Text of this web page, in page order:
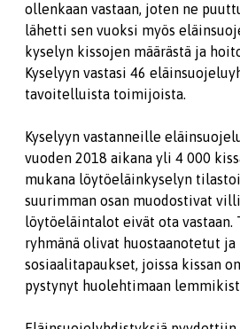
ollenkaan vastaan, joten ne
lähetti sen vuoksi myös
kyselyn kissojen määrästä ja
Kyselyyn vastasi 46
tavoitelluista toimijoista.
Kyselyyn vastanneille
vuoden 2018 aikana yli 4 000
mukana löytöeläinkyselyn
suurimman osan muodostivat
löytöeläintalot eivät ota vastaan.
ryhmänä olivat huostaanotetut
sosiaalitapaukset, joissa kissan
pystynyt huolehtimaan